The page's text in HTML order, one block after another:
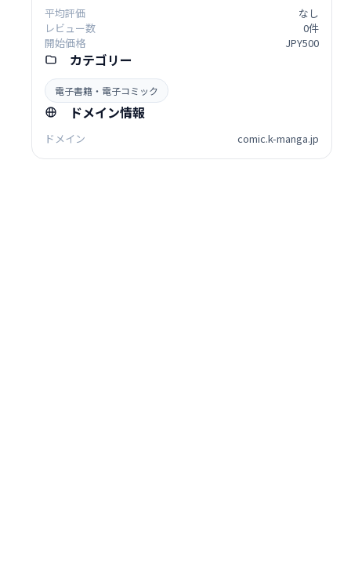
平均評価
なし
レビュー数
0件
開始価格
JPY500
カテゴリー
電子書籍・電子コミック
ドメイン情報
ドメイン comic.k-manga.jp